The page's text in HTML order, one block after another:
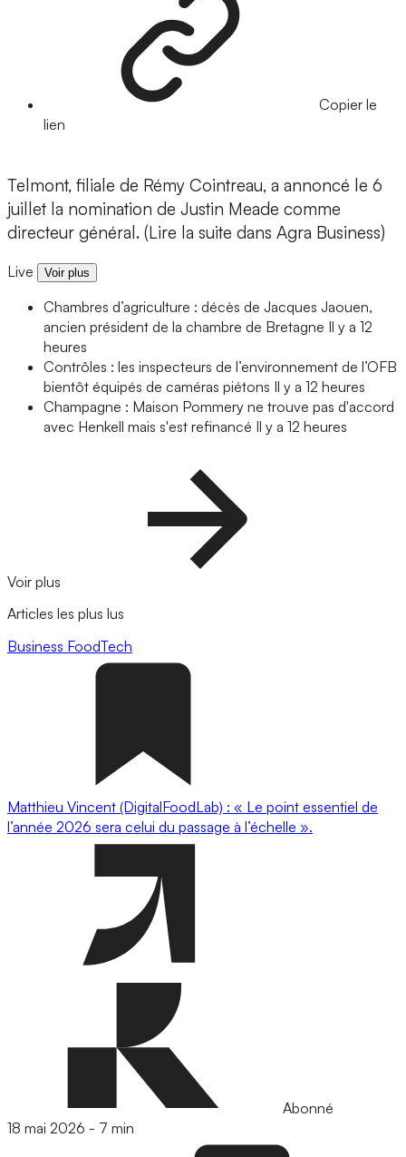
Copier le
lien
Telmont, filiale de Rémy Cointreau, a annoncé le 6
juillet la nomination de Justin Meade comme
directeur général. (Lire la suite dans Agra Business)
Live Voir plus
Chambres d’agriculture : décès de Jacques Jaouen,
ancien président de la chambre de Bretagne Il y a 12
heures
Contrôles : les inspecteurs de l’environnement de l’OFB
bientôt équipés de caméras piétons Il y a 12 heures
Champagne : Maison Pommery ne trouve pas d'accord
avec Henkell mais s'est refinancé Il y a 12 heures
Voir plus
Articles les plus lus
Business FoodTech
Matthieu Vincent (DigitalFoodLab) : « Le point essentiel de
l’année 2026 sera celui du passage à l’échelle ».
Abonné
18 mai 2026 - 7 min